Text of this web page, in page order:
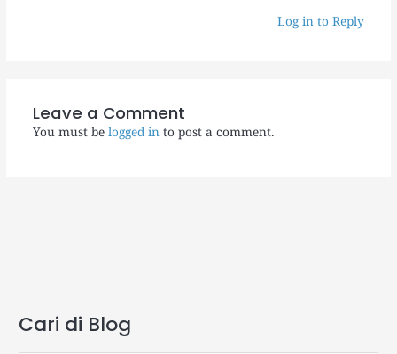
Log in to Reply
Leave a Comment
You must be logged into post a comment.
Cari di Blog
A